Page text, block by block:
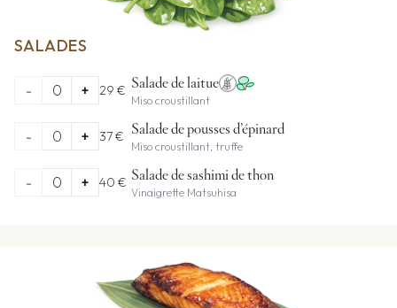
SALADES
- 0 + 29 € Salade de laitue
Miso croustillant
- 0 + 37 € Salade de pousses d’épinard
Miso croustillant, truffe
- 0 + 40 € Salade de sashimi de thon
Vinaigrette Matsuhisa